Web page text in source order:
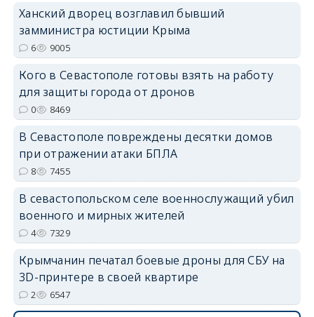
Ханский дворец возглавил бывший
замминистра юстиции Крыма
6 9005
Кого в Севастополе готовы взять на работу
для защиты города от дронов
0 8469
В Севастополе повреждены десятки домов
при отражении атаки БПЛА
8 7455
В севастопольском селе военнослужащий убил
военного и мирных жителей
4 7329
Крымчанин печатал боевые дроны для СБУ на
3D-принтере в своей квартире
2 6547